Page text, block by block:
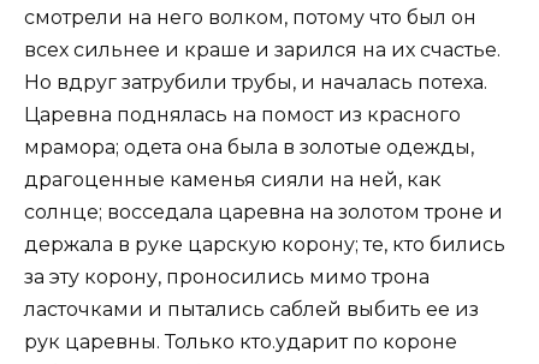
смотрели на него волком, потому что был он
всех сильнее и краше и зарился на их счастье.
Но вдруг затрубили трубы, и началась потеха.
Царевна поднялась на помост из красного
мрамора; одета она была в золотые одежды,
драгоценные каменья сияли на ней, как
солнце; восседала царевна на золотом троне и
держала в руке царскую корону; те, кто бились
за эту корону, проносились мимо трона
ласточками и пытались саблей выбить ее из
рук царевны. Только кто.ударит по короне